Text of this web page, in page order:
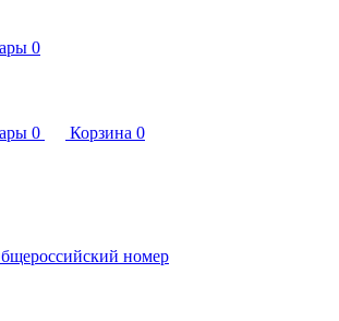
0
0 Корзина 0
номер